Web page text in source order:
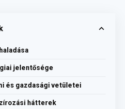
jelentősége
és gazdasági vetületei
hátterek